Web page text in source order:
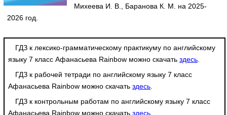
Михеева И. В., Баранова К. М. на 2025-
2026 год.
ГДЗ к лексико-грамматическому практикуму по английскому
языку 7 класс Афанасьева Rainbow можно скачать здесь
ГДЗ к рабочей тетради по английскому языку 7 класс
Афанасьева Rainbow можно скачать здесь
ГДЗ к контрольным работам по английскому языку 7 класс
Афанасьева Rainbow можно скачать здесь